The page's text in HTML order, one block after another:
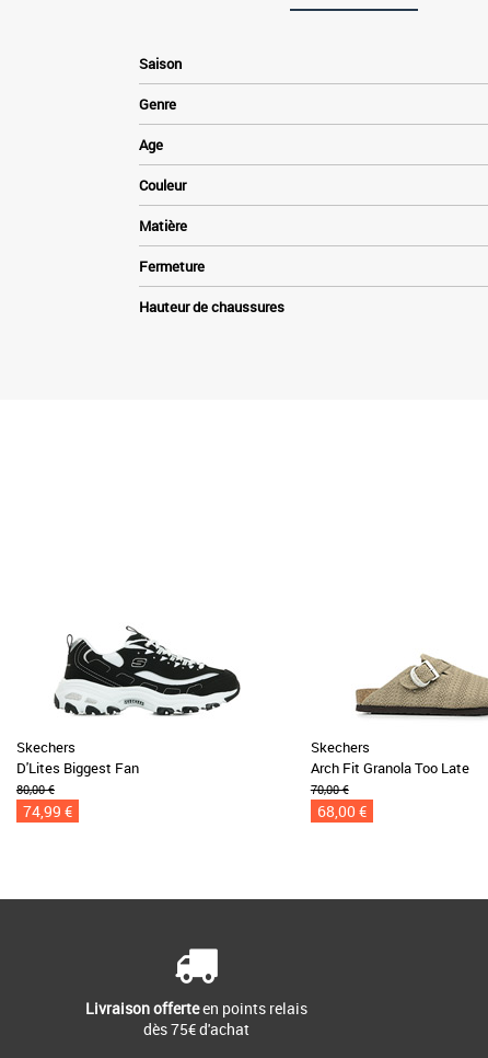
Saison
Genre
Age
Couleur
Matière
Fermeture
Hauteur de chaussures
Skechers
D'Lites Biggest Fan
80,00 €
74,99 €
Skechers
Arch Fit Granola Too Late
70,00 €
68,00 €
Livraison offerteen points relais
dès 75€ d'achat